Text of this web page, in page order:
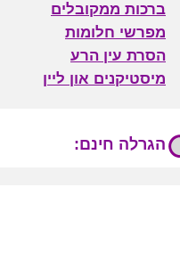
ברכות ממקובלים
מפרשי חלומות
הסרת עין הרע
מיסטיקנים און ליין
הגרלה חינם: